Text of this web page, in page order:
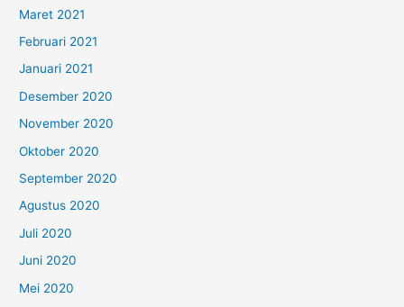
Maret 2021
Februari 2021
Januari 2021
Desember 2020
November 2020
Oktober 2020
September 2020
Agustus 2020
Juli 2020
Juni 2020
Mei 2020